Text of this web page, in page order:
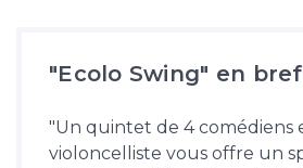
"Ecolo Swing" en bref
"Un quintet de 4 comédiens
violoncelliste vous offre un